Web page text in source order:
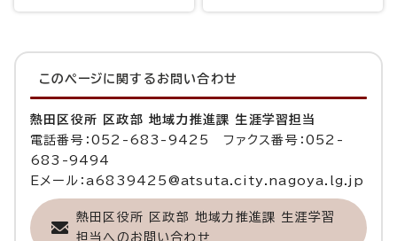
このページに関する お問い合わせ
熱田区役所 区政部 地域力推進課 生涯学習担当
電話番号：052-683-9425 ファクス番号：052-
683-9494
Eメール：a6839425@atsuta.city.nagoya.lg.jp
熱田区役所 区政部 地域力推進課 生涯学習
担当へのお問い合わせ